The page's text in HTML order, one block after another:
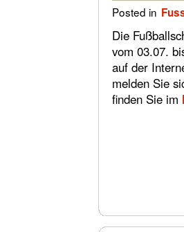
Posted in
Die
vom 03.07.
auf der
melden Sie
finden Sie im